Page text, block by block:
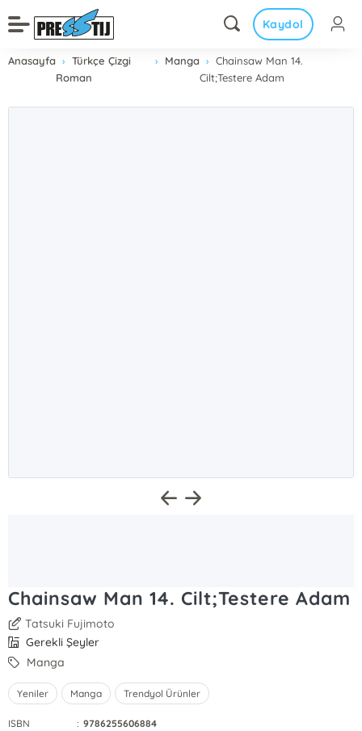
Kaydol
Anasayfa
Türkçe Çizgi
Roman
Manga
Chainsaw Man 14.
Cilt;Testere Adam
Chainsaw Man 14. Cilt;Testere Adam
Tatsuki Fujimoto
Gerekli Şeyler
Manga
Yeniler Manga Trendyol Ürünler
ISBN : 9786255606884